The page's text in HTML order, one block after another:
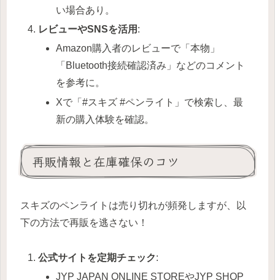
い場合あり。
レビューやSNSを活用 :
Amazon購入者のレビューで「本物」
「Bluetooth接続確認済み」などのコメント
を参考に。
Xで「#スキズ #ペンライト」で検索し、最
新の購入体験を確認。
再販情報と在庫確保のコツ
スキズのペンライトは売り切れが頻発しますが、以
下の方法で再販を逃さない！
公式サイトを定期チェック:
JYP JAPAN ONLINE STOREやJYP SHOP